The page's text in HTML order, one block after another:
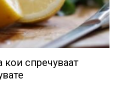
спречуваат